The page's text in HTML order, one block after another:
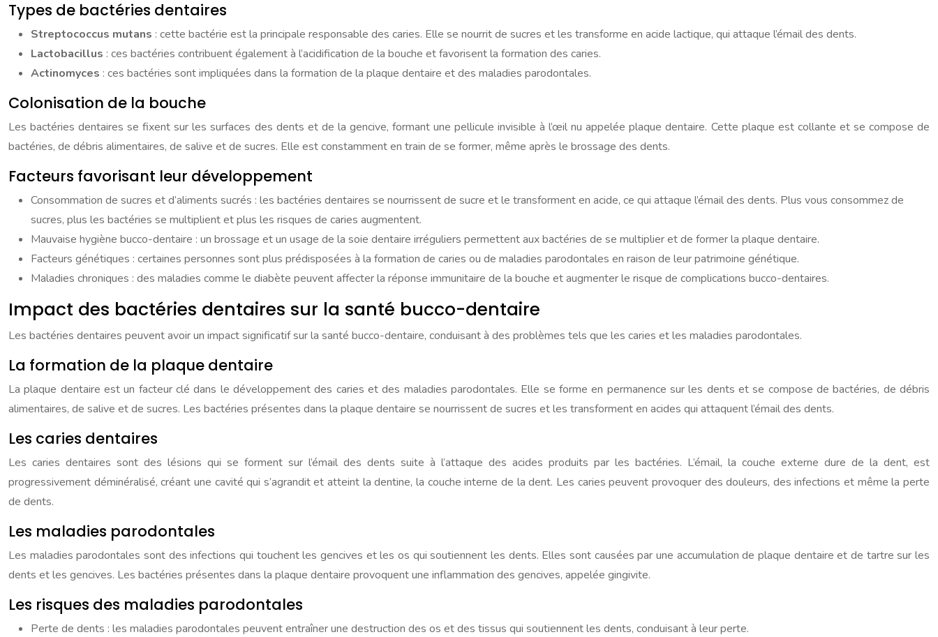
Types de bactéries dentaires
Streptococcus mutans : cette bactérie est la principale responsable des caries. Elle se nourrit de sucres et les transforme en acide lactique, qui attaque l’émail des dents.
Lactobacillus : ces bactéries contribuent également à l’acidification de la bouche et favorisent la formation des caries.
Actinomyces : ces bactéries sont impliquées dans la formation de la plaque dentaire et des maladies parodontales.
Colonisation de la bouche
Les bactéries dentaires se fixent sur les surfaces des dents et de la gencive, formant une pellicule invisible à l’œil nu appelée plaque dentaire. Cette plaque est collante et se compose de
bactéries, de débris alimentaires, de salive et de sucres. Elle est constamment en train de se former, même après le brossage des dents.
Facteurs favorisant leur développement
Consommation de sucres et d’aliments sucrés : les bactéries dentaires se nourrissent de sucre et le transforment en acide, ce qui attaque l’émail des dents. Plus vous consommez de
sucres, plus les bactéries se multiplient et plus les risques de caries augmentent.
Mauvaise hygiène bucco-dentaire : un brossage et un usage de la soie dentaire irréguliers permettent aux bactéries de se multiplier et de former la plaque dentaire.
Facteurs génétiques : certaines personnes sont plus prédisposées à la formation de caries ou de maladies parodontales en raison de leur patrimoine génétique.
Maladies chroniques : des maladies comme le diabète peuvent affecter la réponse immunitaire de la bouche et augmenter le risque de complications bucco-dentaires.
Impact des bactéries dentaires sur la santé bucco-dentaire
Les bactéries dentaires peuvent avoir un impact significatif sur la santé bucco-dentaire, conduisant à des problèmes tels que les caries et les maladies parodontales.
La formation de la plaque dentaire
La plaque dentaire est un facteur clé dans le développement des caries et des maladies parodontales. Elle se forme en permanence sur les dents et se compose de bactéries, de débris
alimentaires, de salive et de sucres. Les bactéries présentes dans la plaque dentaire se nourrissent de sucres et les transforment en acides qui attaquent l’émail des dents.
Les caries dentaires
Les caries dentaires sont des lésions qui se forment sur l’émail des dents suite à l’attaque des acides produits par les bactéries. L’émail, la couche externe dure de la dent, est
progressivement déminéralisé, créant une cavité qui s’agrandit et atteint la dentine, la couche interne de la dent. Les caries peuvent provoquer des douleurs, des infections et même la perte
de dents.
Les maladies parodontales
Les maladies parodontales sont des infections qui touchent les gencives et les os qui soutiennent les dents. Elles sont causées par une accumulation de plaque dentaire et de tartre sur les
dents et les gencives. Les bactéries présentes dans la plaque dentaire provoquent une inflammation des gencives, appelée gingivite.
Les risques des maladies parodontales
Perte de dents : les maladies parodontales peuvent entraîner une destruction des os et des tissus qui soutiennent les dents, conduisant à leur perte.